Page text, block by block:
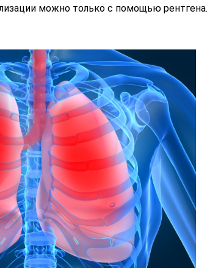
можно только с помощью рентгена.